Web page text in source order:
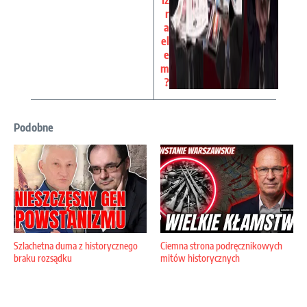
r
a
el
e
m
?
Podobne
Szlachetna duma z historycznego
braku rozsądku
Ciemna strona podręcznikowych
mitów historycznych